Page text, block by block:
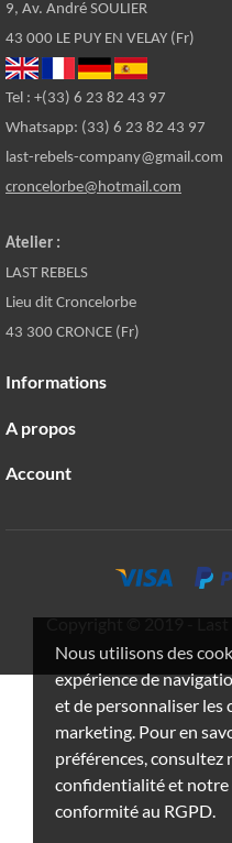
Nous utilisons des
expérience de
et de personnaliser les
marketing. Pour en
préférences,
confidentialité et notre
conformité au RGPD.
9, Av. André SOULIER
43 000 LE PUY EN VELAY (Fr)
Tel : +(33) 6 23 82 43 97
Whatsapp: (33) 6 23 82 43 97
last-rebels-company@gmail.com
croncelorbe@hotmail.com
Atelier :
LAST REBELS
Lieu dit Croncelorbe
43 300 CRONCE (Fr)
Informations
A propos
Account
Copyright © 2019 - Last